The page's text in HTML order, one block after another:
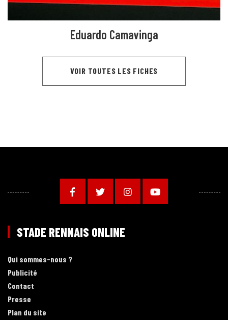
Eduardo Camavinga
VOIR TOUTES LES FICHES
STADE RENNAIS ONLINE
Qui sommes-nous ?
Publicité
Contact
Presse
Plan du site